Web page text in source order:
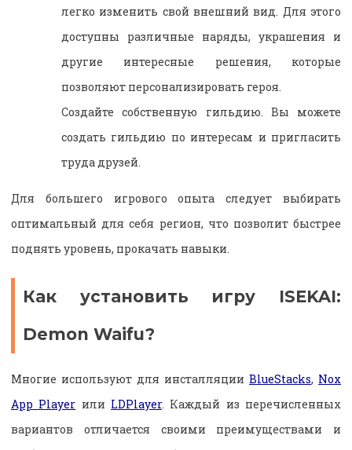
легко изменить свой внешний вид. Для этого
доступны различные наряды, украшения и
другие интересные решения, которые
позволяют персонализировать героя.
Создайте собственную гильдию. Вы можете
создать гильдию по интересам и пригласить
труда друзей.
Для большего игрового опыта следует выбирать
оптимальный для себя регион, что позволит быстрее
поднять уровень, прокачать навыки.
Как установить игру ISEKAI:
Demon Waifu?
Многие используют для инсталляции BlueStacks, Nox
App Player или LDPlayer. Каждый из перечисленных
вариантов отличается своими преимуществами и